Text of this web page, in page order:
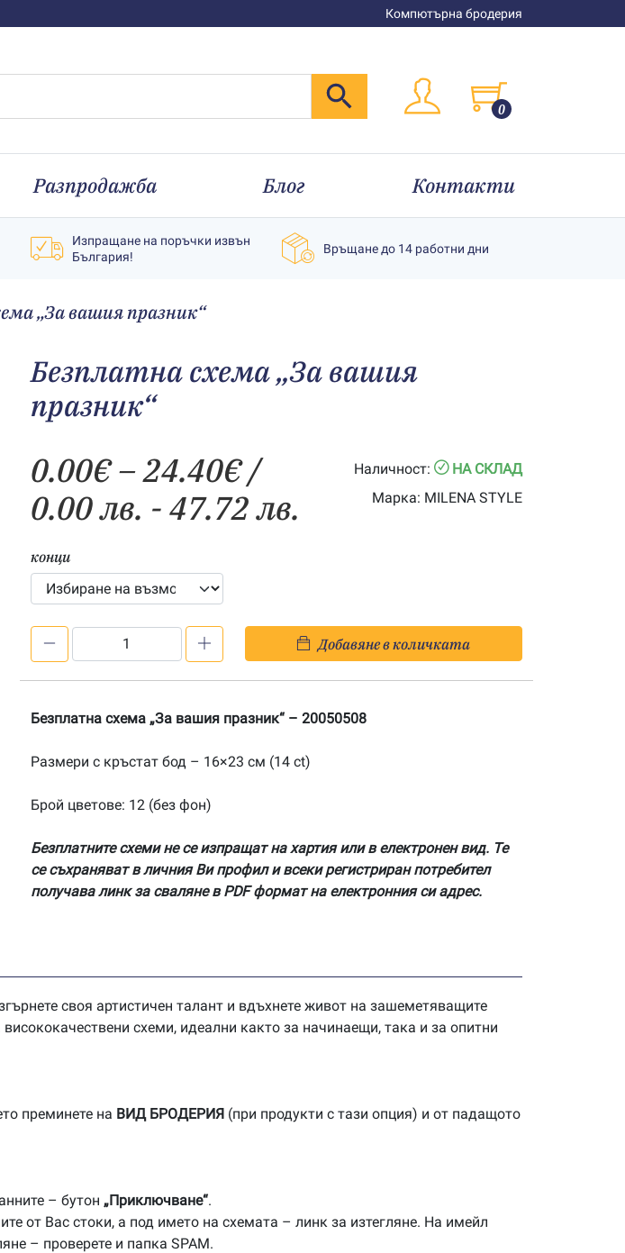
Компютърна бродерия
0
Разпродажба Блог Контакти
Изпращане на поръчки извън
България!
Връщане до 14 работни дни
„За вашия празник“
Безплатна схема „За вашия
празник“
0.00€–24.40€Price
range:
24.40€
/
0.00 лв. - 47.72 лв.
Наличност:
НА СКЛАД
Марка: MILENA STYLE
конци
схема
вашия
Добавяне в количката
Безплатна схема „За вашия празник“ – 20050508
Размери с кръстат бод – 16×23 см (14 ct)
Брой цветове: 12 (без фон)
Безплатните схеми не се изпращат на хартия или в електронен вид. Те
се съхраняват в личния Ви профил и всеки регистриран потребител
получава линк за сваляне в PDF формат на електронния си адрес.
своя артистичен талант и вдъхнете живот на зашеметяващите
схеми, идеални както за начинаещи, така и за опитни
преминете на ВИД БРОДЕРИЯ (при продукти с тази опция) и от падащото
– бутон „Приключване“.
от Вас стоки, а под името на схемата – линк за изтегляне. На имейл
– проверете и папка SPAM.